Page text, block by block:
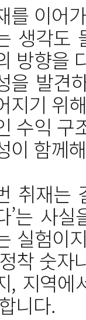
를 이어
생각도
방향을
을 발견
지기 위
수익 구
이 함께
취재는
’는 사
실험이
착 숫자
, 지역에
니다.